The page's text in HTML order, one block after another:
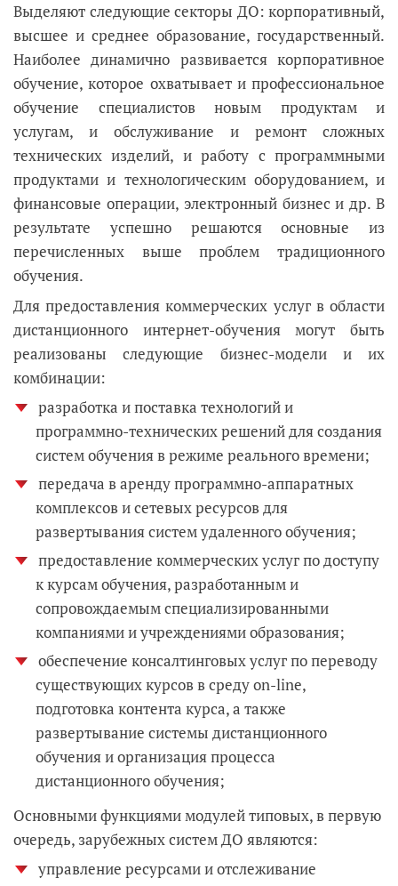
Выделяют следующие секторы ДО: корпоративный,
высшее и среднее образование, государственный.
Наиболее динамично развивается корпоративное
обучение, которое охватывает и профессиональное
обучение специалистов новым продуктам и
услугам, и обслуживание и ремонт сложных
технических изделий, и работу с программными
продуктами и технологическим оборудованием, и
финансовые операции, электронный бизнес и др. В
результате успешно решаются основные из
перечисленных выше проблем традиционного
обучения.
Для предоставления коммерческих услуг в области
дистанционного интернет-обучения могут быть
реализованы следующие бизнес-модели и их
комбинации:
разработка и поставка технологий и
программно-технических решений для создания
систем обучения в режиме реального времени;
передача в аренду программно-аппаратных
комплексов и сетевых ресурсов для
развертывания систем удаленного обучения;
предоставление коммерческих услуг по доступу
к курсам обучения, разработанным и
сопровождаемым специализированными
компаниями и учреждениями образования;
обеспечение консалтинговых услуг по переводу
существующих курсов в среду on-line,
подготовка контента курса, а также
развертывание системы дистанционного
обучения и организация процесса
дистанционного обучения;
Основными функциями модулей типовых, в первую
очередь, зарубежных систем ДО являются:
управление ресурсами и отслеживание